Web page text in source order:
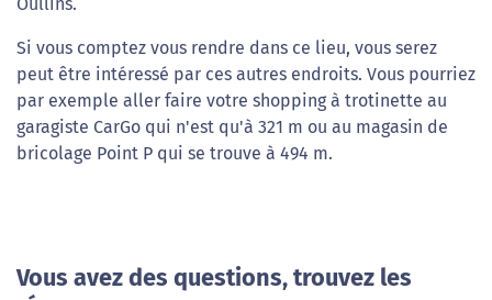
Si vous comptez vous rendre dans ce lieu, vous serez
peut être intéressé par ces autres endroits. Vous pourriez
par exemple aller faire votre shopping à trotinette au
garagiste CarGo qui n'est qu'à 321 m ou au magasin de
bricolage Point P qui se trouve à 494 m.
Vous avez des questions, trouvez les